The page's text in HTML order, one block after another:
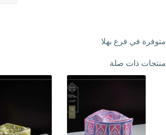
متوفرة في فرع بهلا
منتجات ذات صلة